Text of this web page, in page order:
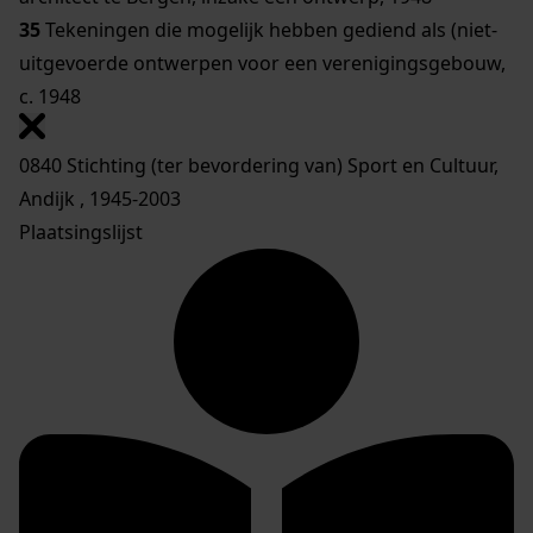
35Tekeningen die mogelijk hebben gediend als (niet-
uitgevoerde ontwerpen voor een verenigingsgebouw,
c. 1948
0840 Stichting (ter bevordering van) Sport en Cultuur,
Andijk , 1945-2003
Plaatsingslijst